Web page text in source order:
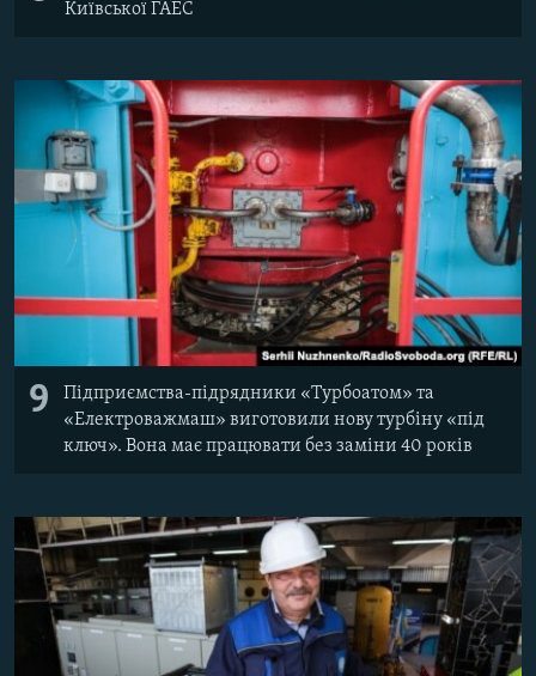
Київської ГАЕС
9
Підприємства-підрядники «Турбоатом» та
«Електроважмаш» виготовили нову турбіну «під
ключ». Вона має працювати без заміни 40 років